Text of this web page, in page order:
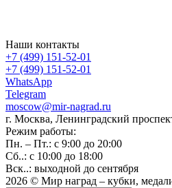
Наши контакты
+7 (499) 151-52-01
+7 (499) 151-52-01
WhatsApp
Telegram
moscow@mir-nagrad.ru
г. Москва, Ленинградский
Режим работы:
Пн. – Пт.: с 9:00 до 20:00
Сб..: с 10:00 до 18:00
Вск..: выходной до сентября
2026 © Мир наград – кубки,